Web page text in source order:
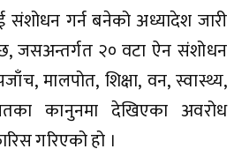
गर्न बनेको अध्यादेश जारी
जसअन्तर्गत २० वटा ऐन संशोधन
मालपोत, शिक्षा, वन, स्वास्थ्य,
कानुनमा देखिएका अवरोध
गरिएको हो ।